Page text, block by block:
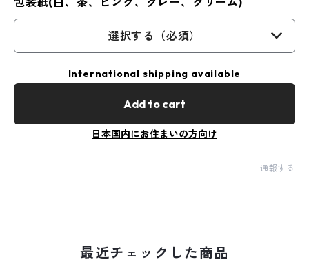
選択する（必須）
International shipping available
Add to cart
日本国内にお住まいの方向け
通報する
最近チェックした商品